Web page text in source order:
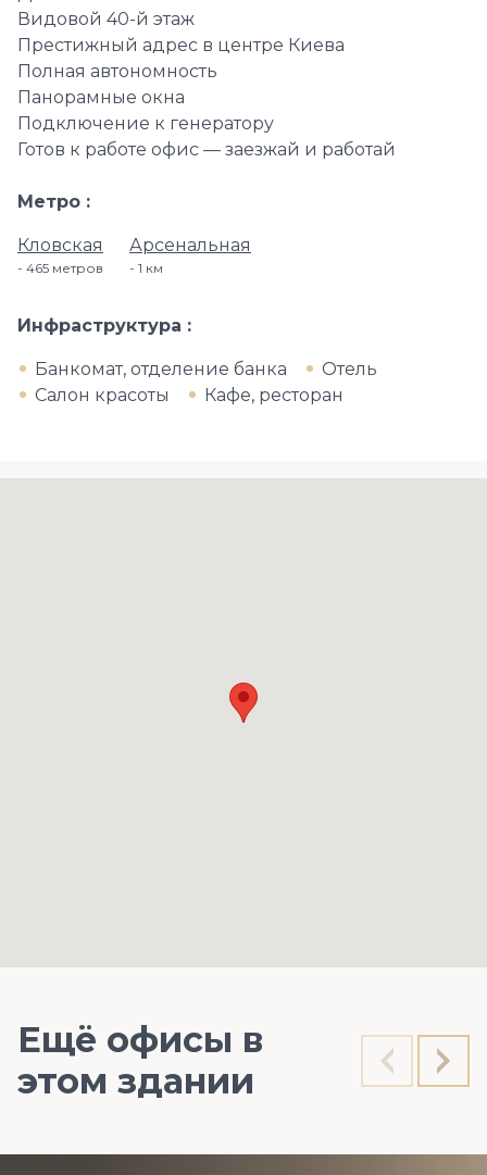
Видовой 40-й этаж
Престижный адрес в центре Киева
Полная автономность
Панорамные окна
Подключение к генератору
Готов к работе офис — заезжай и работай
Метро
Кловская
465 метров
Арсенальная
1 км
Инфраструктура
Банкомат, отделение банка
Отель
Салон красоты
Кафе, ресторан
Ещё офисы в
этом здании